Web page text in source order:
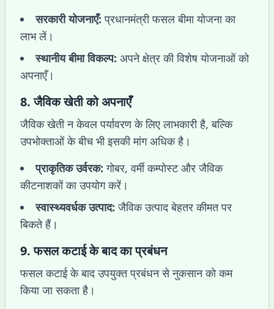
सरकारी योजनाएँ: प्रधानमंत्री फसल बीमा योजना का
लाभ लें।
स्थानीय बीमा विकल्प: अपने क्षेत्र की विशेष योजनाओं को
अपनाएँ।
8.जैविक खेती को अपनाएँ
जैविक खेती न केवल पर्यावरण के लिए लाभकारी है, बल्कि
उपभोक्ताओं के बीच भी इसकी मांग अधिक है।
प्राकृतिक उर्वरक: गोबर, वर्मी कम्पोस्ट और जैविक
कीटनाशकों का उपयोग करें।
स्वास्थ्यवर्धक उत्पाद: जैविक उत्पाद बेहतर कीमत पर
बिकते हैं।
9.फसल कटाई के बाद का प्रबंधन
फसल कटाई के बाद उपयुक्त प्रबंधन से नुकसान को कम
किया जा सकता है।